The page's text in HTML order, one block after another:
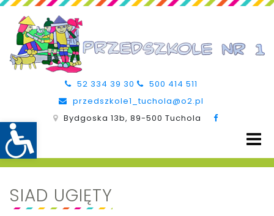
52 334 39 30
500 414 511
przedszkole1_tuchola@o2.pl
Bydgoska 13b, 89-500 Tuchola
SIAD UGIĘTY